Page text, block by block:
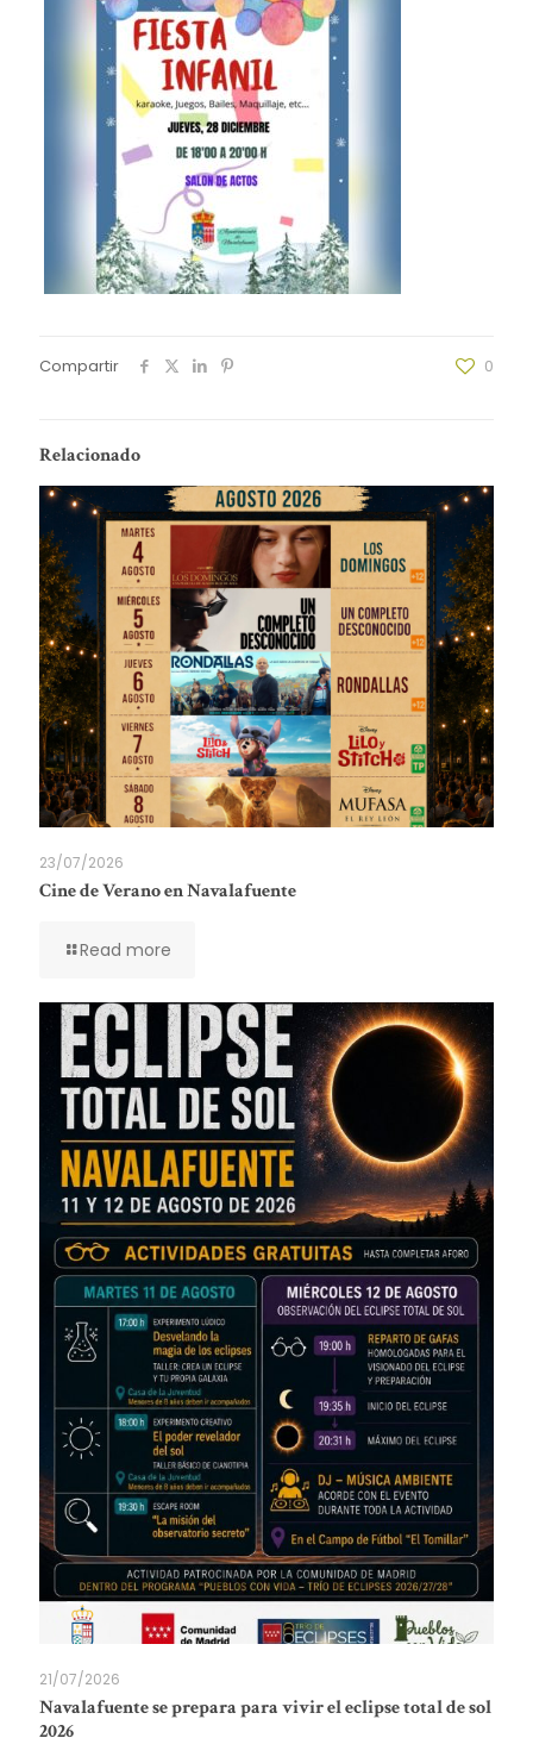
Compartir 0
Relacionado
23/07/2026
Cine de Verano en Navalafuente
Read more
21/07/2026
Navalafuente se prepara para vivir el eclipse total de sol
2026